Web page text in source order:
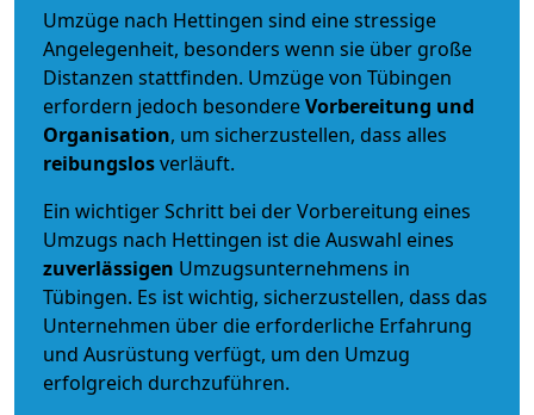
Umzüge nach Hettingen sind eine stressige
Angelegenheit, besonders wenn sie über große
Distanzen stattfinden. Umzüge von Tübingen
erfordern jedoch besondereVorbereitung und
Organisation, um sicherzustellen, dass alles
reibungslosverläuft.
Ein wichtiger Schritt bei der Vorbereitung eines
Umzugs nach Hettingen ist die Auswahl eines
zuverlässigen Umzugsunternehmens in
Tübingen. Es ist wichtig, sicherzustellen, dass das
Unternehmen über die erforderliche Erfahrung
und Ausrüstung verfügt, um den Umzug
erfolgreich durchzuführen.